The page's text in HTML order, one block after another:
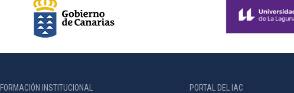
INSTITUCIONAL PORTAL DEL IAC